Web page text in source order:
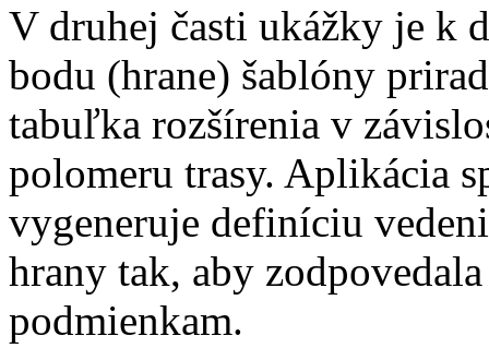
V druhej časti ukážky je k
bodu (hrane) šablóny
tabuľka rozšírenia v
polomeru trasy. Aplikácia
vygeneruje definíciu
hrany tak, aby
podmienkam.